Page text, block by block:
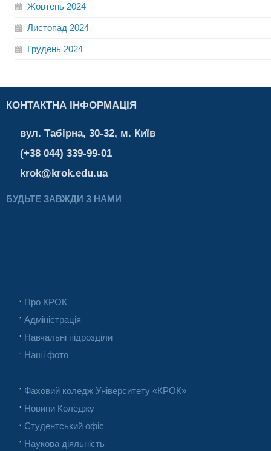
Жовтень 2024
Листопад 2024
Грудень 2024
КОНТАКТНА ІНФОРМАЦІЯ
вул. Табірна, 30-32, м. Київ
(+38 044) 339-99-01
krok@krok.edu.ua
БУДЬТЕ ЗАВЖДИ З НАМИ
Про КРОК
Адміністрація
Навчальні підрозділи
Наші фото
Фаховий коледж Університету «КРОК»
Новини Коледжу
Студентський офіс
Наукова діяльність